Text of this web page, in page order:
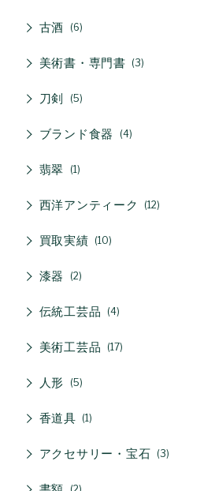
古酒 6
美術書・専門書 3
刀剣 5
ブランド食器 4
翡翠 1
西洋アンティーク 12
買取実績 10
漆器 2
伝統工芸品 4
美術工芸品 17
人形 5
香道具 1
アクセサリー・宝石 3